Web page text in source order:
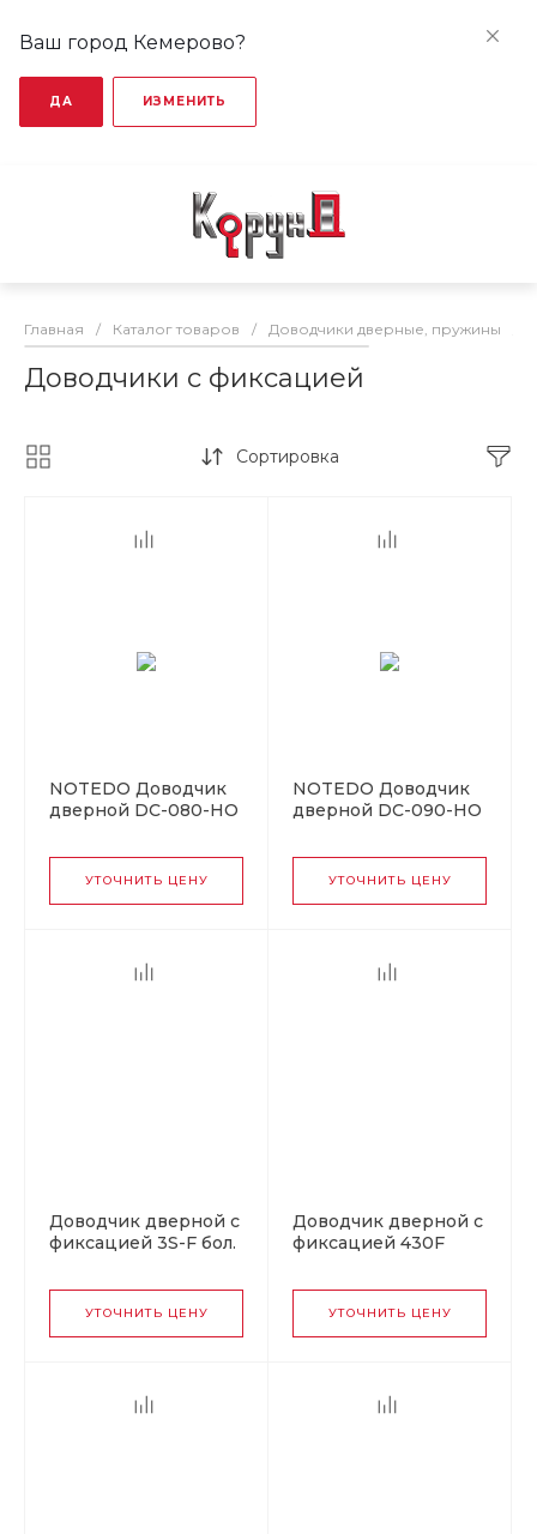
Ваш город Кемерово?
ДА ИЗМЕНИТЬ
Главная / Каталог товаров / Доводчики дверные, пружины
Доводчики с фиксацией
Сортировка
NOTEDO Доводчик
дверной DC-080-НО
60-120 кг белый (10)
УТОЧНИТЬ ЦЕНУ
NOTEDO Доводчик
дверной DC-090-НО
60-130 кг черн. (10)
УТОЧНИТЬ ЦЕНУ
Доводчик дверной с
фиксацией 3S-F бол.
УТОЧНИТЬ ЦЕНУ
Доводчик дверной с
фиксацией 430F
кг коричневый
УТОЧНИТЬ ЦЕНУ